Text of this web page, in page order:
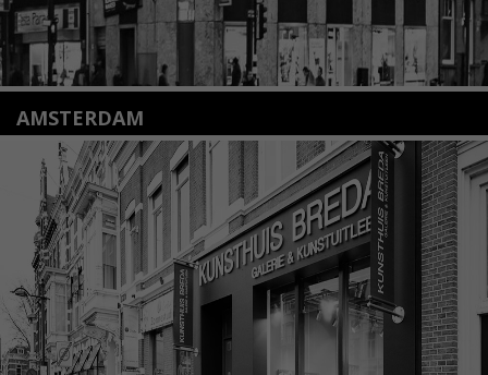
AMSTERDAM
Amstelveenseweg 135
1075 VX Amsterdam
+31 (0)20 2332546
info@kunsthuisamsterdam.nl
Lees meer